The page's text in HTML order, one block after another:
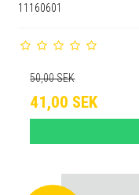
11160601
50,00 SEK
41,00 SEK